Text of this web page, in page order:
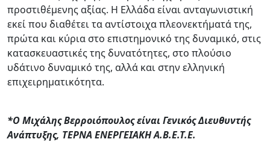
προστιθέμενης αξίας. Η Ελλάδα είναι ανταγωνιστική
εκεί που διαθέτει τα αντίστοιχα πλεονεκτήματά της,
πρώτα και κύρια στο επιστημονικό της δυναμικό, στις
κατασκευαστικές της δυνατότητες, στο πλούσιο
υδάτινο δυναμικό της, αλλά και στην ελληνική
επιχειρηματικότητα.
*Ο Μιχάλης Βερροιόπουλος είναι Γενικός Διευθυντής
Ανάπτυξης, ΤΕΡΝΑ ΕΝΕΡΓΕΙΑΚΗ Α.Β.Ε.Τ.Ε.